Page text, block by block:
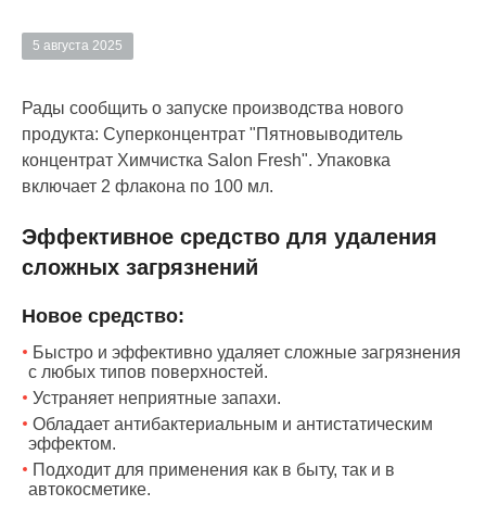
5 августа 2025
Рады сообщить о запуске производства нового
продукта: Суперконцентрат "Пятновыводитель
концентрат Химчистка Salon Fresh". Упаковка
включает 2 флакона по 100 мл.
Эффективное средство для удаления
сложных загрязнений
Новое средство:
Быстро и эффективно удаляет сложные загрязнения
с любых типов поверхностей.
Устраняет неприятные запахи.
Обладает антибактериальным и антистатическим
эффектом.
Подходит для применения как в быту, так и в
автокосметике.